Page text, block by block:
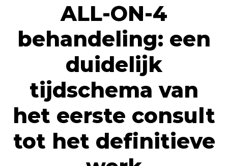
ALL-ON-4
behandeling: een
duidelijk
tijdschema van
het eerste consult
tot het definitieve